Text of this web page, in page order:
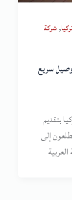
,شركة
سريع
بتقديم
إلى